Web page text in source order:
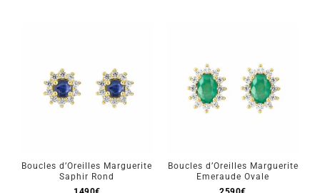
Boucles d’Oreilles Marguerite
Saphir Rond
Boucles d’Oreilles Marguerite
Emeraude Ovale